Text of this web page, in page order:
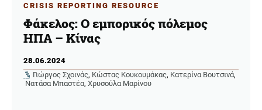
CRISIS REPORTING RESOURCE
Φάκελος: Ο εμπορικός πόλεμος
ΗΠΑ – Κίνας
28.06.2024
Γιώργος Σχοινάς, Κώστας Κουκουμάκας, Κατερίνα Βουτσινά,
Νατάσα Μπαστέα, Χρυσούλα Μαρίνου